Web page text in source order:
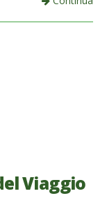
Viaggio